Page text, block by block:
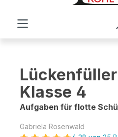
Klasse 4
Aufgaben für flotte
Gabriela Rosenwald